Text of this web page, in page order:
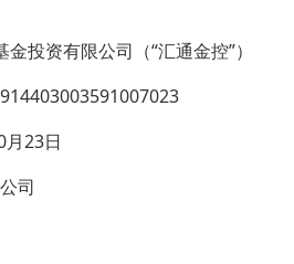
投资有限公司（“汇通金控”）
月23日
司